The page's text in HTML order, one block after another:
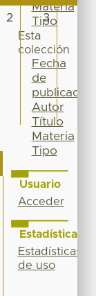
2 3
Materia
Tipo
Esta
colección
Fecha
de
publicación
Autor
Título
Materia
Tipo
Usuario
Acceder
Estadísticas
Estadísticas
de uso